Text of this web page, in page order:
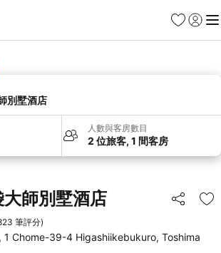
收藏夾
登入 選
別墅酒店
人數與客房數目
2 位旅客, 1 間客房
師別墅酒店 分享
放
筆評分)
1 Chome-39-4 Higashiikebukuro, Toshima